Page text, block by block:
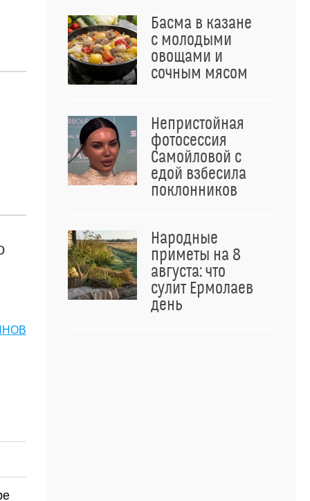
Басма в казане
с молодыми
овощами и
сочным мясом
Непристойная
фотосессия
Самойловой с
едой взбесила
поклонников
Народные
приметы на 8
августа: что
сулит Ермолаев
день